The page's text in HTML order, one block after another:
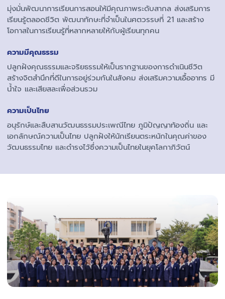
มุ่งมั่นพัฒนาการเรียนการสอนให้มีคุณภาพระดับสากล ส่งเสริมการ
เรียนรู้ตลอดชีวิต พัฒนาทักษะที่จำเป็นในศตวรรษที่ 21 และสร้าง
โอกาสในการเรียนรู้ที่หลากหลายให้กับผู้เรียนทุกคน
ความมีคุณธรรม
ปลูกฝังคุณธรรมและจริยธรรมให้เป็นรากฐานของการดำเนินชีวิต
สร้างจิตสำนึกที่ดีในการอยู่ร่วมกันในสังคม ส่งเสริมความเอื้ออาทร มี
น้ำใจ และเสียสละเพื่อส่วนรวม
ความเป็นไทย
อนุรักษ์และสืบสานวัฒนธรรมประเพณีไทย ภูมิปัญญาท้องถิ่น และ
เอกลักษณ์ความเป็นไทย ปลูกฝังให้นักเรียนตระหนักในคุณค่าของ
วัฒนธรรมไทย และดำรงไว้ซึ่งความเป็นไทยในยุคโลกาภิวัตน์